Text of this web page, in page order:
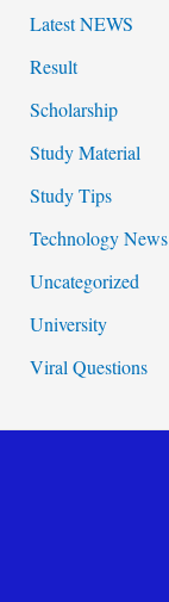
Latest NEWS
Result
Scholarship
Study Material
Study Tips
Technology News
Uncategorized
University
Viral Questions